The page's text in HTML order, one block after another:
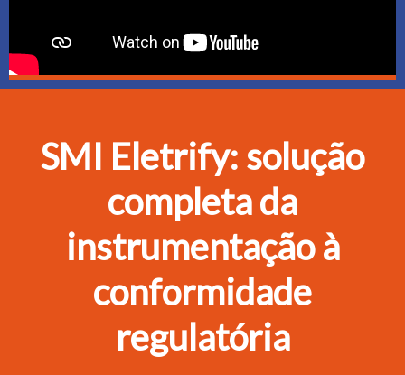
SMI Eletrify: solução
completa da
instrumentação à
conformidade
regulatória